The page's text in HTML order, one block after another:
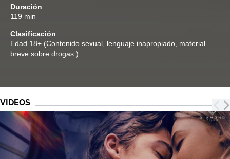
Duración
119 min
Clasificación
Edad 18+ (Contenido sexual, lenguaje inapropiado, material
breve sobre drogas.)
VIDEOS